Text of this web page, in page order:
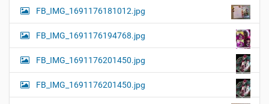
FB_IMG_1691176181012.jpg
FB_IMG_1691176194768.jpg
FB_IMG_1691176201450.jpg
FB_IMG_1691176201450.jpg